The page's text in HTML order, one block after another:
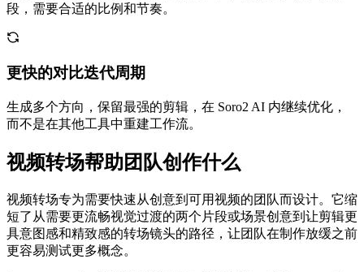
段，需要合适的比例和节奏。
更快的对比迭代周期
生成多个方向，保留最强的剪辑，在 Soro2 AI 内继续优化，
而不是在其他工具中重建工作流。
视频转场帮助团队创作什么
视频转场专为需要快速从创意到可用视频的团队而设计。它缩
短了从需要更流畅视觉过渡的两个片段或场景创意到让剪辑更
具意图感和精致感的转场镜头的路径，让团队在制作放缓之前
更容易测试更多概念。